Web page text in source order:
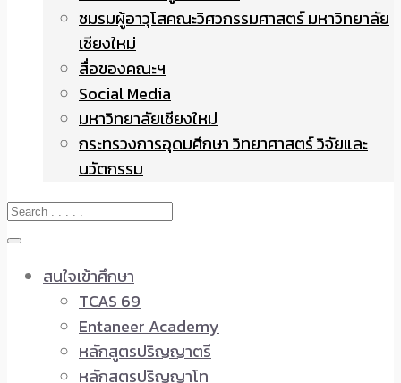
ชมรมผู้อาวุโสคณะวิศวกรรมศาสตร์ มหาวิทยาลัย
เชียงใหม่
สื่อของคณะฯ
Social Media
มหาวิทยาลัยเชียงใหม่
กระทรวงการอุดมศึกษา วิทยาศาสตร์ วิจัยและ
นวัตกรรม
สนใจเข้าศึกษา
TCAS 69
Entaneer Academy
หลักสูตรปริญญาตรี
หลักสูตรปริญญาโท